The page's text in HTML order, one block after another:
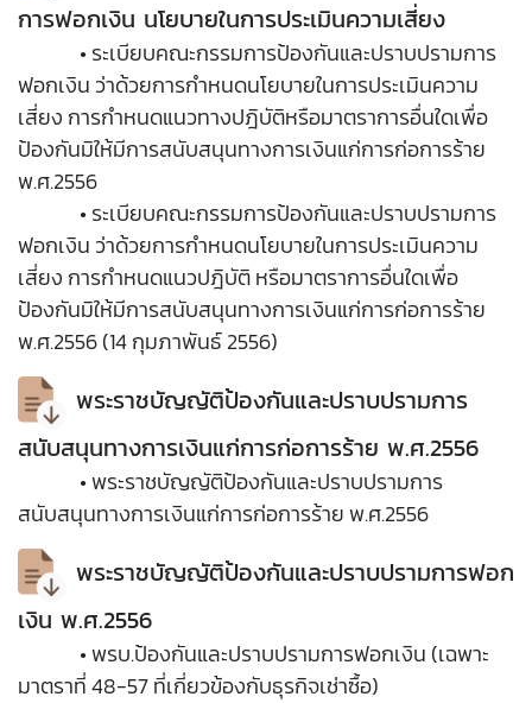
การฟอกเงิน นโยบายในการประเมินความเสี่ยง
• ระเบียบคณะกรรมการป้องกันและปราบปรามการ
ฟอกเงิน ว่าด้วยการกำหนดนโยบายในการประเมินความ
เสี่ยง การกำหนดแนวทางปฎิบัติหรือมาตราการอื่นใดเพื่อ
ป้องกันมิให้มีการสนับสนุนทางการเงินแก่การก่อการร้าย
พ.ศ.2556
• ระเบียบคณะกรรมการป้องกันและปราบปรามการ
ฟอกเงิน ว่าด้วยการกำหนดนโยบายในการประเมินความ
เสี่ยง การกำหนดแนวปฎิบัติ หรือมาตราการอื่นใดเพื่อ
ป้องกันมิให้มีการสนับสนุนทางการเงินแก่การก่อการร้าย
พ.ศ.2556 (14 กุมภาพันธ์ 2556)
พระราชบัญญัติป้องกันและปราบปรามการ
สนับสนุนทางการเงินแก่การก่อการร้าย พ.ศ.2556
• พระราชบัญญัติป้องกันและปราบปรามการ
สนับสนุนทางการเงินแก่การก่อการร้าย พ.ศ.2556
พระราชบัญญัติป้องกันและปราบปรามการฟอก
เงิน พ.ศ.2556
• พรบ.ป้องกันและปราบปรามการฟอกเงิน (เฉพาะ
มาตราที่ 48-57 ที่เกี่ยวข้องกับธุรกิจเช่าซื้อ)